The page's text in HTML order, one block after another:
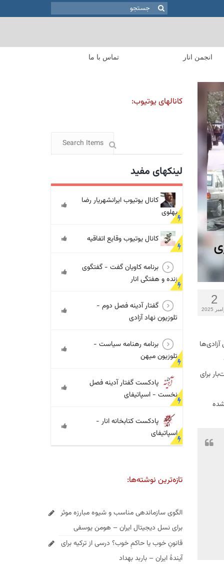
جستجو
انجمن انار تماس با ما
2
2025
برای
بدل شده
کانالهای یوتیوب:
لینکهای مفید
کانال یوتیوب ایرانشهریار رضا
پهلوی
کانال یوتیوب وقایع اتفاقیه
برنامه کاویان گفت - گفتگوی
زنده و هفتگی انار
گفتار آدینه فصل دوم -
تلوزیون نهاد آزادی
برنامه رهنامه سیاست -
تلوزیون میهن
پادکست گفتار آدینه فصل
نخست - اسپاتیفای
پادکست کتابخانه انار -
اسپاتیفای
تازه‌ترین نوشته‌ها:
الگوی سازماندهی مناسب و شیوه مبارزه موثر
برای نسل دیجیتال ایران – هومن یوسفی
قانونِ خوب یا حاکمِ خوب؟ درسی از ترکیه برای
آیندهٔ ایران – باربد بهداد